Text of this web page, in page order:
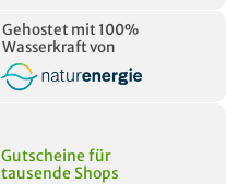
Gehostet mit 100%
Wasserkraft von
Gutscheine für
tausende Shops